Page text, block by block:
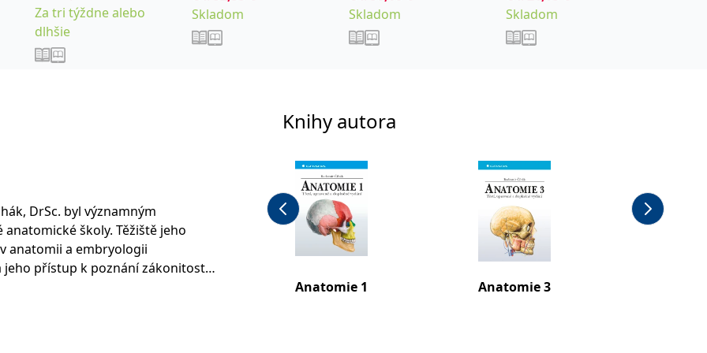
Za tri týždne alebo
dlhšie
Skladom
Skladom
Skladom
DrSc. byl významným
školy. Těžiště jeho
anatomii a embryologii
jeho přístup k poznání zákonitostí
je proto založen na studiu jejich
pozorování byla především
Knihy autora
Anatomie 1 Anatomie 3